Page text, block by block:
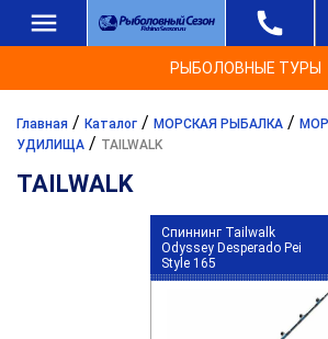
РЫБОЛОВНЫЕ ТУРЫ
Главная / Каталог / МОРСКАЯ РЫБАЛКА /
УДИЛИЩА / TAILWALK
TAILWALK
Спиннинг Tailwalk
Odyssey Desperado Pei
Style 165